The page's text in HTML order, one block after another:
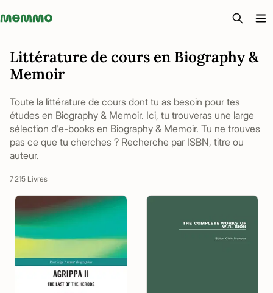
Memmo - AI-verktyg och digital kurslitteratur
Littérature de cours en Biography &
Memoir
Toute la littérature de cours dont tu as besoin pour tes
études en Biography & Memoir. Ici, tu trouveras une large
sélection d'e-books en Biography & Memoir. Tu ne trouves
pas ce que tu cherches ? Recherche par ISBN, titre ou
auteur.
7 215 Livres